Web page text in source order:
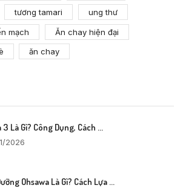
tương tamari ung thư
mạch Ăn chay hiện đại
ăn chay
3 Là Gì? Công Dụng, Cách ...
2026
Ohsawa Là Gì? Cách Lựa ...